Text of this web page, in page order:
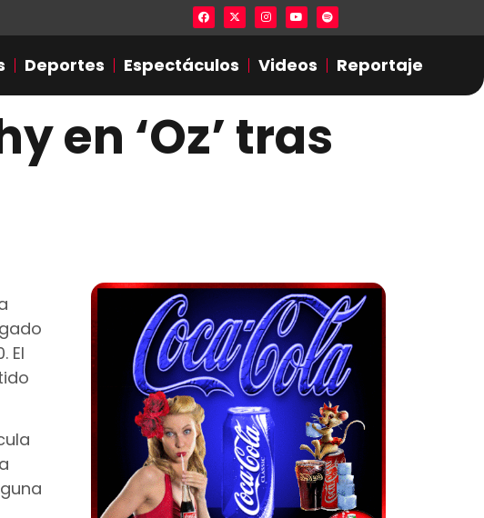
Lista en excel expone presuntas
Deportes Espectáculos Videos Reportaje
en ‘Oz’ tras
El